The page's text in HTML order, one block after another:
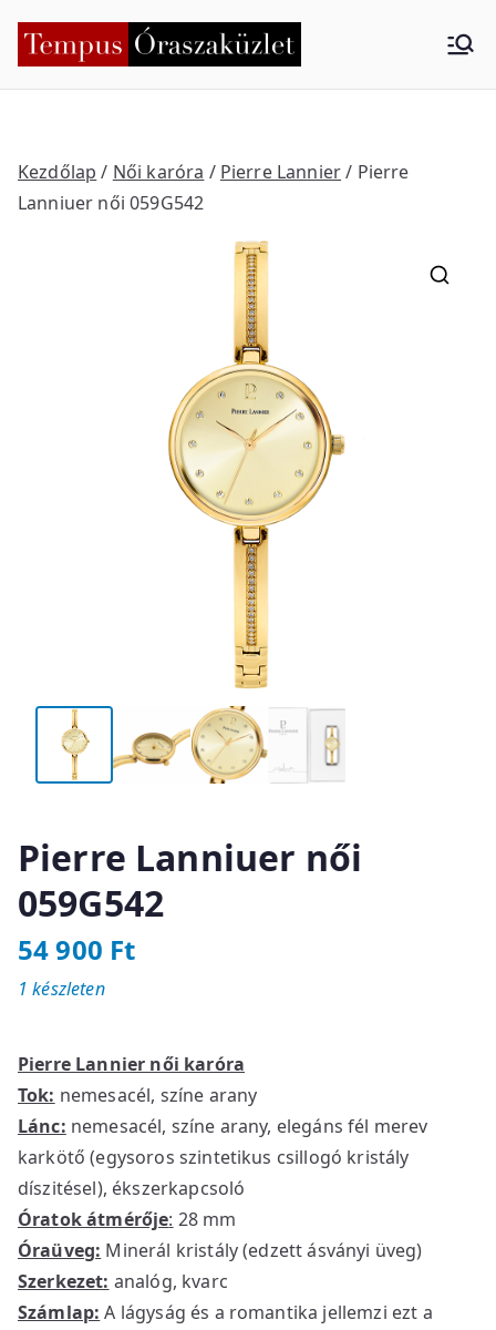
Tempus
küzlet
Kezdőlap / Női karóra / Pierre Lannier/ Pierre
Lanniuer női 059G542
Pierre Lanniuer női
059G542
54 900 Ft
Pierre Lannier női karóra
Tok: nemesacél, színe arany
Lánc: nemesacél, színe arany, elegáns fél merev
karkötő (egysoros szintetikus csillogó kristály
díszitésel), ékszerkapcsoló
Óratok átmérője: 28 mm
Óraüveg: Minerál kristály (edzett ásványi üveg)
Szerkezet: analóg, kvarc
Számlap: A lágyság és a romantika jellemzi ezt a
1 készleten